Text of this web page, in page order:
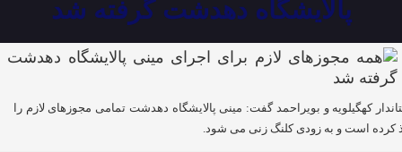
پالایشگاه دهدشت گرفته شد
کهگیلویه و بویراحمد گفت: مینی پالایشگاه دهدشت تمامی مجوزهای لازم را
کرده است و به زودی کلنگ زنی می شود.